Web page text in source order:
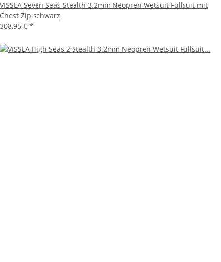
VISSLA Seven Seas Stealth 3.2mm Neopren Wetsuit Fullsuit mit
Chest Zip schwarz
308,95 € *